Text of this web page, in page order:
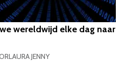
wereldwijd elke dag naar
LAURA JENNY